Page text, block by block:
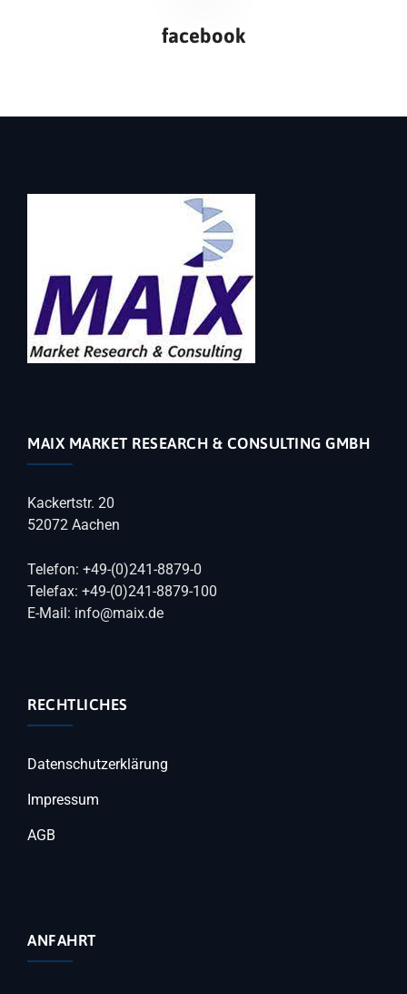
facebook
MAIX MARKET RESEARCH & CONSULTING GMBH
Kackertstr. 20
52072 Aachen
Telefon: +49-(0)241-8879-0
Telefax: +49-(0)241-8879-100
E-Mail: info@maix.de
RECHTLICHES
Datenschutzerklärung
Impressum
AGB
ANFAHRT